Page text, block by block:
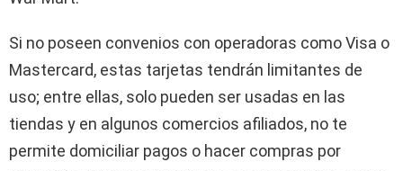
Si no poseen convenios con operadoras como Visa o
Mastercard, estas tarjetas tendrán limitantes de
uso; entre ellas, solo pueden ser usadas en las
tiendas y en algunos comercios afiliados, no te
permite domiciliar pagos o hacer compras por